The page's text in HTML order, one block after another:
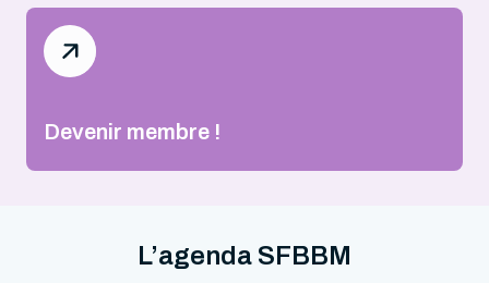
Devenir membre !
L’agenda SFBBM